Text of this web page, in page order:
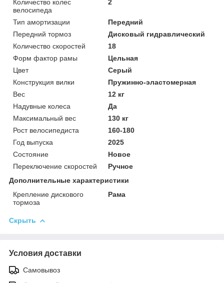
Количество колес
велосипеда
2
Тип амортизации
Передний
Передний тормоз
Дисковый гидравлический
Количество скоростей
18
Форм фактор рамы
Цельная
Цвет
Серый
Конструкция вилки
Пружинно-эластомерная
Вес
12 кг
Надувные колеса
Да
Максимальный вес
130 кг
Рост велосипедиста
160-180
Год выпуска
2025
Состояние
Новое
Переключение скоростей
Ручное
Дополнительные характеристики
Крепление дискового
тормоза
Рама
Скрыть
Условия доставки
Самовывоз